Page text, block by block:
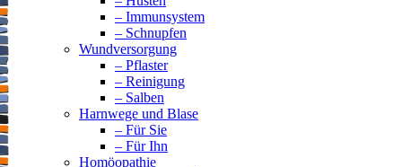
– Immunsystem
– Schnupfen
Wundversorgung
– Pflaster
– Reinigung
– Salben
Harnwege und Blase
– Für Sie
– Für Ihn
Homöopathie